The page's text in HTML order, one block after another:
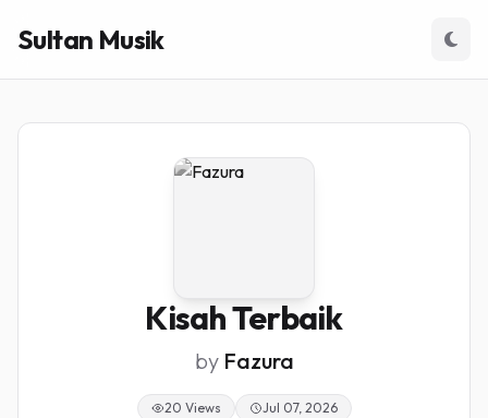
Sultan Musik
Kisah Terbaik
by Fazura
20 Views Jul 07, 2026